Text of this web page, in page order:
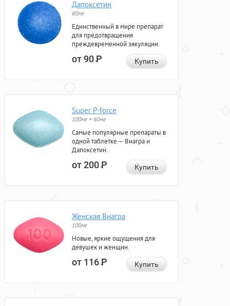
Дапоксетин
60мг
Единственный в мире препарат
для предотвращения
преждевременной эякуляции.
от 90Р Купить
Super P-force
100мг + 60мг
Самые популярные препараты в
одной таблетке — Виагра и
Дапоксетин.
от 200Р Купить
Женская Виагра
100мг
Новые, яркие ощущения для
девушек и женщин.
от 116Р Купить